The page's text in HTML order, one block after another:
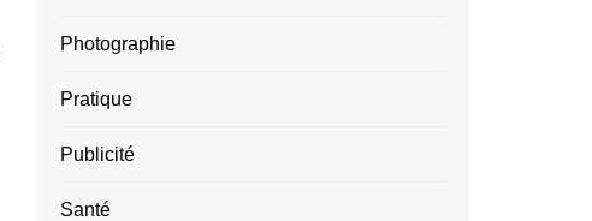
Photographie
Pratique
Publicité
Santé